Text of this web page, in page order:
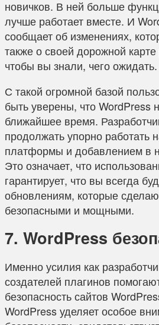
новичков. В ней больше
лучше работает вместе. И
сообщает об изменениях,
также о своей дорожной карте
чтобы вы знали, чего ожидать.
С такой огромной базой
быть уверены, что WordPress
ближайшее время.
продолжать упорно работать
платформы и добавлением в
Это означает, что
гарантирует, что вы всегда
обновлениям, которые
безопасными и мощными.
7. WordPress
Именно усилия как
создателей плагинов
безопасность сайтов
WordPress уделяет особое